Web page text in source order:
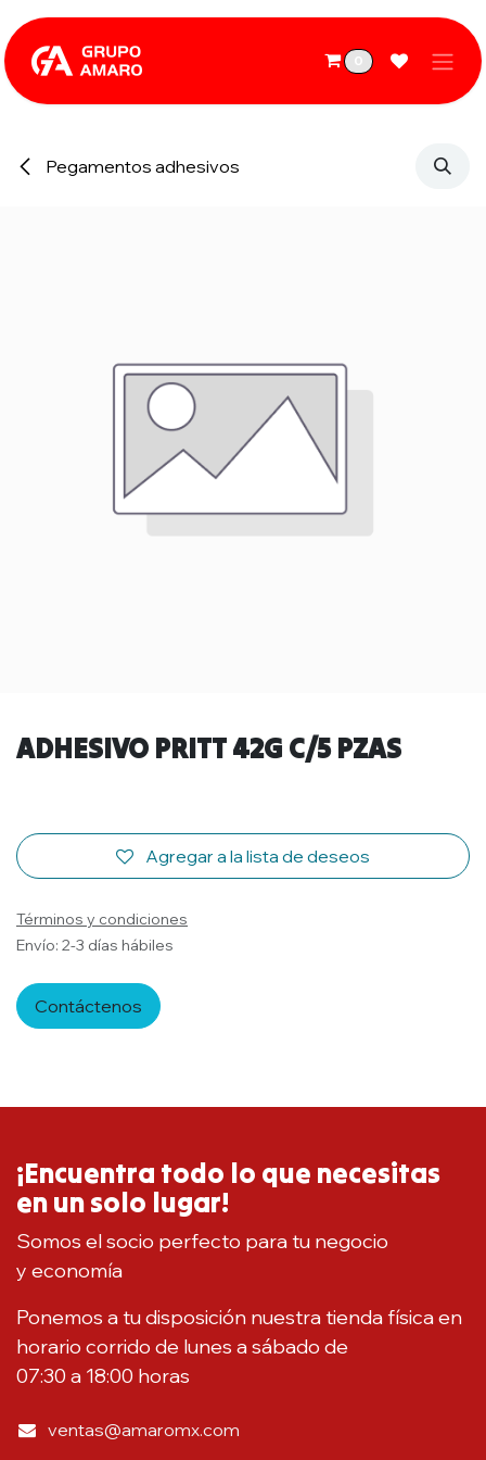
Ir al contenido
0
Pegamentos adhesivos
ADHESIVO PRITT 42G C/5 PZAS
Agregar a la lista de deseos
Términos y condiciones
Envío: 2-3 días hábiles
Contáctenos
¡Encuentra todo lo que necesitas
en un solo lugar!
Somos el socio perfecto para tu negocio
y economía
Ponemos a tu disposición nuestra tienda física en
horario corrido de lunes a sábado de
07:30 a 18:00 horas
ventas@amaromx.com